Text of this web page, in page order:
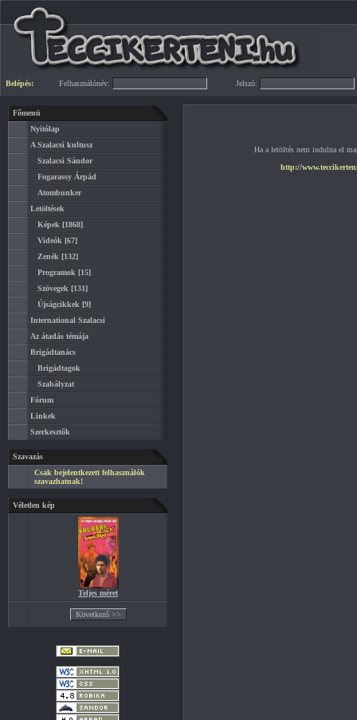
Belépés: Felhasználónév: Jelszó:
Főmenü
Nyitólap
A Szalacsi kultusz
Szalacsi Sándor
Fogarassy Árpád
Atombunker
Letöltések
Képek [1868]
Videók [67]
Zenék [132]
Programok [15]
Szövegek [131]
Újságcikkek [9]
International Szalacsi
Az átadás témája
Brigádtanács
Brigádtagok
Szabályzat
Fórum
Linkek
Szerkesztők
Szavazás
Csak bejelentkezett felhasználók
szavazhatnak!
Véletlen kép
Teljes méret
Ha a letöltés nem indulna el
http://